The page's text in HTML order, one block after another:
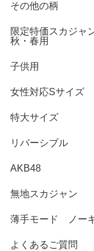
その他の柄
限定特価スカジャ
秋・春用
子供用
女性対応Sサイズ
特大サイズ
リバーシブル
AKB48
無地スカジャン
薄手モード ノー
よくあるご質問